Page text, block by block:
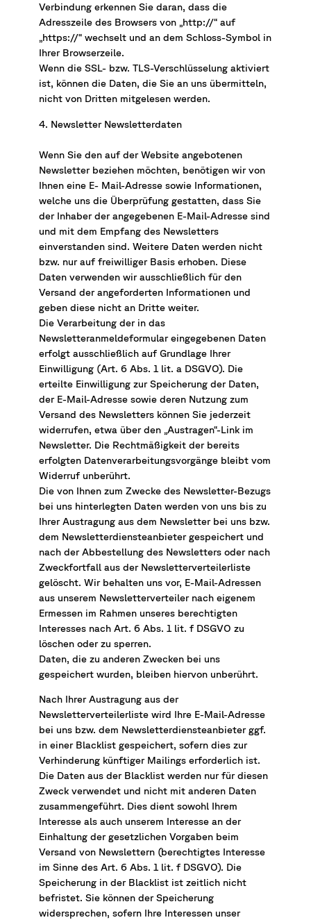
Verbindung erkennen Sie daran, dass die
Adresszeile des Browsers von „http://“ auf
„https://“ wechselt und an dem Schloss-Symbol in
Ihrer Browserzeile.
Wenn die SSL- bzw. TLS-Verschlüsselung aktiviert
ist, können die Daten, die Sie an uns übermitteln,
nicht von Dritten mitgelesen werden.
4. Newsletter Newsletterdaten
Wenn Sie den auf der Website angebotenen
Newsletter beziehen möchten, benötigen wir von
Ihnen eine E- Mail-Adresse sowie Informationen,
welche uns die Überprüfung gestatten, dass Sie
der Inhaber der angegebenen E-Mail-Adresse sind
und mit dem Empfang des Newsletters
einverstanden sind. Weitere Daten werden nicht
bzw. nur auf freiwilliger Basis erhoben. Diese
Daten verwenden wir ausschließlich für den
Versand der angeforderten Informationen und
geben diese nicht an Dritte weiter.
Die Verarbeitung der in das
Newsletteranmeldeformular eingegebenen Daten
erfolgt ausschließlich auf Grundlage Ihrer
Einwilligung (Art. 6 Abs. 1 lit. a DSGVO). Die
erteilte Einwilligung zur Speicherung der Daten,
der E-Mail-Adresse sowie deren Nutzung zum
Versand des Newsletters können Sie jederzeit
widerrufen, etwa über den „Austragen“-Link im
Newsletter. Die Rechtmäßigkeit der bereits
erfolgten Datenverarbeitungsvorgänge bleibt vom
Widerruf unberührt.
Die von Ihnen zum Zwecke des Newsletter-Bezugs
bei uns hinterlegten Daten werden von uns bis zu
Ihrer Austragung aus dem Newsletter bei uns bzw.
dem Newsletterdiensteanbieter gespeichert und
nach der Abbestellung des Newsletters oder nach
Zweckfortfall aus der Newsletterverteilerliste
gelöscht. Wir behalten uns vor, E-Mail-Adressen
aus unserem Newsletterverteiler nach eigenem
Ermessen im Rahmen unseres berechtigten
Interesses nach Art. 6 Abs. 1 lit. f DSGVO zu
löschen oder zu sperren.
Daten, die zu anderen Zwecken bei uns
gespeichert wurden, bleiben hiervon unberührt.
Nach Ihrer Austragung aus der
Newsletterverteilerliste wird Ihre E-Mail-Adresse
bei uns bzw. dem Newsletterdiensteanbieter ggf.
in einer Blacklist gespeichert, sofern dies zur
Verhinderung künftiger Mailings erforderlich ist.
Die Daten aus der Blacklist werden nur für diesen
Zweck verwendet und nicht mit anderen Daten
zusammengeführt. Dies dient sowohl Ihrem
Interesse als auch unserem Interesse an der
Einhaltung der gesetzlichen Vorgaben beim
Versand von Newslettern (berechtigtes Interesse
im Sinne des Art. 6 Abs. 1 lit. f DSGVO). Die
Speicherung in der Blacklist ist zeitlich nicht
befristet. Sie können der Speicherung
widersprechen, sofern Ihre Interessen unser